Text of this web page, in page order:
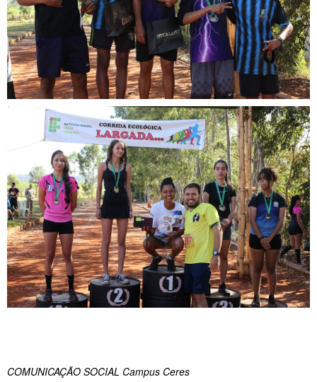
COMUNICAÇÃO SOCIAL Campus Ceres